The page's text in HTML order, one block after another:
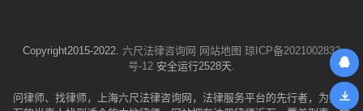
Copyright2015-2022. 六尺法律咨询网 网站地图 琼ICP备2021002832
号-12 安全运行2528天.
问律师、找律师，上海六尺法律咨询网，法律服务平台的先行者，为数千